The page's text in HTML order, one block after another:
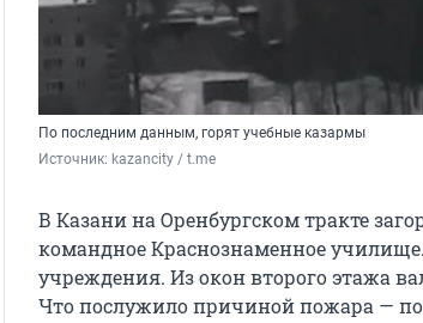
По последним данным, горят учебные казармы
Источник: kazancity / t.me
В Казани на Оренбургском тракте
командное Краснознаменное
учреждения. Из окон второго этажа
Что послужило причиной пожара —